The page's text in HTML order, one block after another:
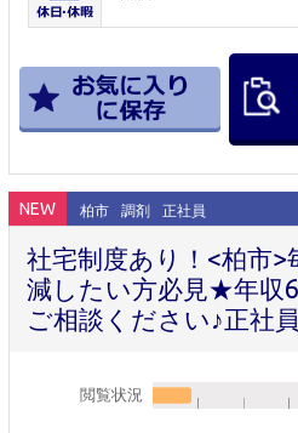
NEW 柏市 調剤 正社員
社宅制度あり！<柏市>
減したい方必見★年収
ご相談ください♪正社
閲覧状況